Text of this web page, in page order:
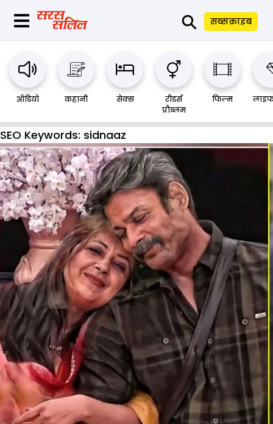
⚲ सब्सक्राइब
ऑडियो कहानी सेक्स
रीडर्स
प्रौब्लम
फिल्म
SEO Keywords: sidnaaz